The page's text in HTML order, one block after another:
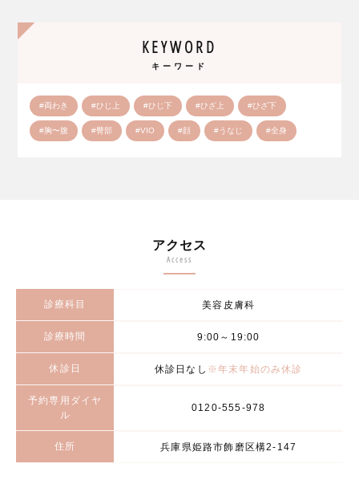
KEYWORD
キーワード
#両わき #ひじ上 #ひじ下 #ひざ上 #ひざ下
#胸〜腹 #臀部 #VIO #顔 #うなじ #全身
アクセス
Access
診療科目 美容皮膚科
診療時間 9:00～19:00
休診日 休診日なし ※年末年始のみ休診
予約専用ダイヤ
ル
0120-555-978
住所 兵庫県姫路市飾磨区構2-147